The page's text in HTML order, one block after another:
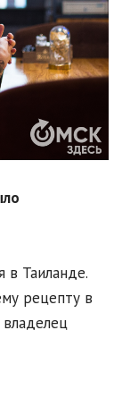
в Таиланде.
рецепту в